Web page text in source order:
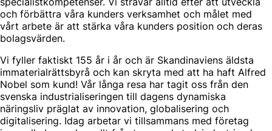
och förbättra våra kunders verksamhet och målet med
vårt arbete är att stärka våra kunders position och deras
bolagsvärden.
Vi fyller faktiskt 155 år i år och är Skandinaviens äldsta
immaterialrättsbyrå och kan skryta med att ha haft Alfred
Nobel som kund! Vår långa resa har tagit oss från den
svenska industrialiseringen till dagens dynamiska
näringsliv präglat av innovation, globalisering och
digitalisering. Idag arbetar vi tillsammans med företag